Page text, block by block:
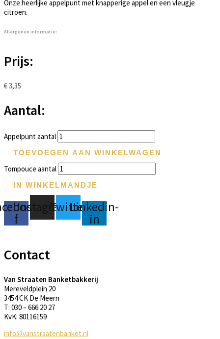
Onze heerlijke appelpunt met knapperige appel en een vleugje
citroen.
Allergenen informatie:
Prijs:
€3,35
Aantal:
Appelpunt aantal
TOEVOEGEN AAN WINKELWAGEN
Tompouce aantal
IN WINKELMANDJE
f
InstagramTwitter
Linkedin-
in
Contact
Van Straaten Banketbakkerij
Mereveldplein 20
3454 CK De Meern
T: 030 – 666 20 27
KvK: 80116159
info@vanstraatenbanket.nl